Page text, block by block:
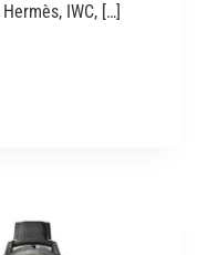
IWC, […]